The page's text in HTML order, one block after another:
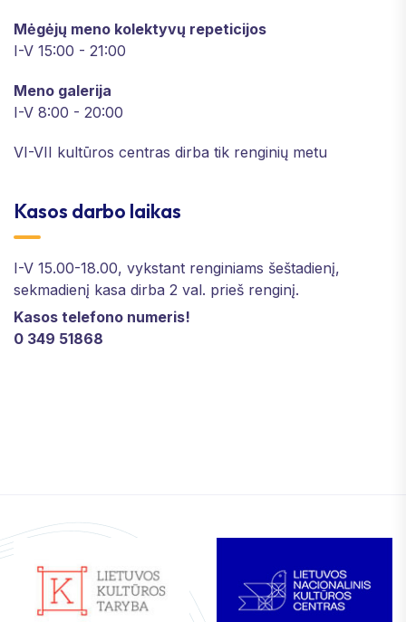
Mėgėjų meno kolektyvų repeticijos
I-V 15:00 - 21:00
Meno galerija
I-V 8:00 - 20:00
VI-VII kultūros centras dirba tik renginių metu
Kasos darbo laikas
I-V 15.00-18.00, vykstant renginiams šeštadienį,
sekmadienį kasa dirba 2 val. prieš renginį.
Kasos telefono numeris!
0 349 51868